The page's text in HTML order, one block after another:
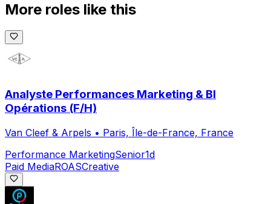
More roles like this
Analyste Performances Marketing & BI
Opérations (F/H)
Van Cleef & Arpels • Paris, Île-de-France, France
Performance MarketingSenior1d
Paid MediaROASCreative